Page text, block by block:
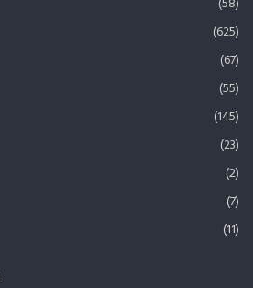
(58)
(625)
(67)
(55)
(145)
(23)
(2)
(7)
(11)